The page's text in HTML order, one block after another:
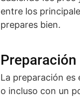
entre los
prepares bien.
La preparación es
o incluso con un